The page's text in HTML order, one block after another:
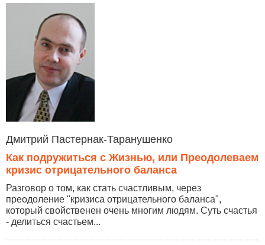
Дмитрий Пастернак-Таранушенко
Как подружиться с Жизнью, или Преодолеваем
кризис отрицательного баланса
Разговор о том, как стать счастливым, через
преодоление "кризиса отрицательного баланса",
который свойственен очень многим людям. Суть счастья
- делиться счастьем...